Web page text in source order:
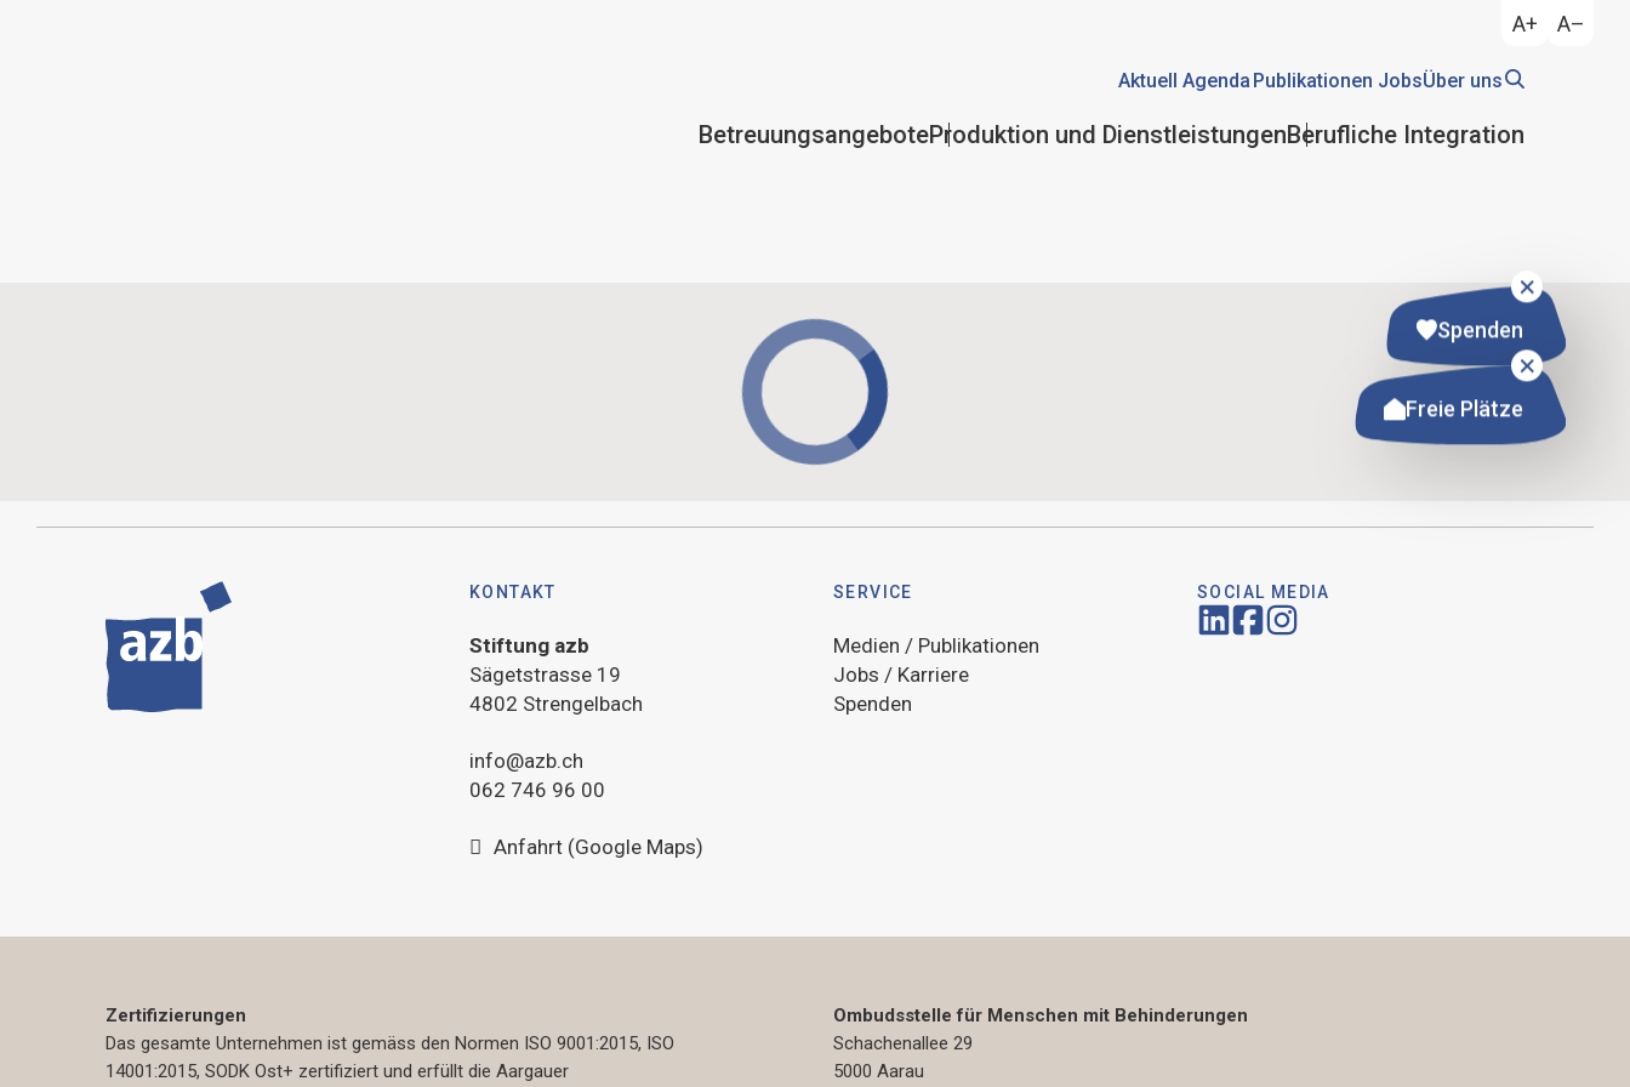
A+ A–
Aktuell Agenda Publikationen JobsÜber uns
BetreuungsangeboteProduktion und DienstleistungenBerufliche Integration
Spenden
Freie Plätze
KONTAKT
Stiftung azb
Sägetstrasse 19
4802 Strengelbach
info@azb.ch
062 746 96 00
Anfahrt (Google Maps)
SERVICE
Medien / Publikationen
Jobs / Karriere
Spenden
SOCIAL MEDIA
Zertifizierungen
Das gesamte Unternehmen ist gemäss den Normen ISO 9001:2015, ISO
14001:2015, SODK Ost+ zertifiziert und erfüllt die Aargauer
Ombudsstelle für Menschen mit Behinderungen
Schachenallee 29
5000 Aarau